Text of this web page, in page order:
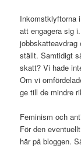
Inkomstklyftorna
att engagera sig
jobbskatteavdrag
ställt. Samtidigt
skatt? Vi hade
Om vi
ge till de mindre
Feminism och
För den
här på bloggen.